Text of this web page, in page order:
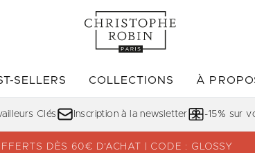
Accédez au sous-menu (DÉCOUVRIR)
SELLERS
Accédez au sous-menu
COLLECTIONS À
Clés Inscription à la newsletter -15% sur
DÈS 60€ D’ACHAT | CODE : GLOSSY